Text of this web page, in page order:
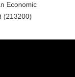
Economic
(213200)